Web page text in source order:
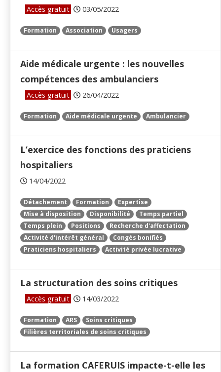
Accès gratuit 03/05/2022
Formation Association Usagers
Aide médicale urgente : les nouvelles
compétences des ambulanciers
Accès gratuit 26/04/2022
Formation Aide médicale urgente Ambulancier
L’exercice des fonctions des praticiens
hospitaliers
14/04/2022
Détachement Formation
Expertise
Mise à disposition
Disponibilité
Temps partiel
Temps plein
Positions
Recherche d'affectation
Activité d'intérêt général
Congés bonifiés
Praticiens hospitaliers
Activité privée lucrative
La structuration des soins critiques
Accès gratuit 14/03/2022
Formation ARS
Soins critiques
Filières territoriales de soins critiques
La formation CAFERUIS impacte-t-elle les